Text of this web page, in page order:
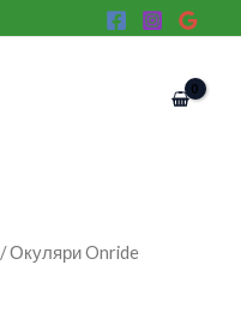
/ Окуляри Onride